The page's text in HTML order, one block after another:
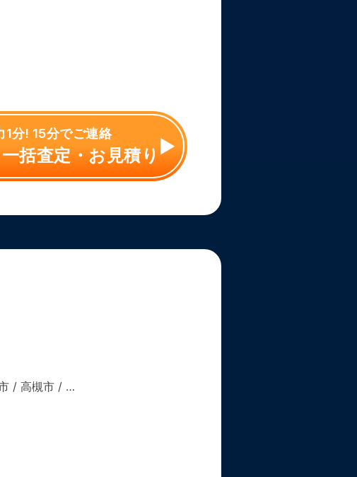
1分! 15分でご連絡
一括査定・お見積り
/ 高槻市 / …